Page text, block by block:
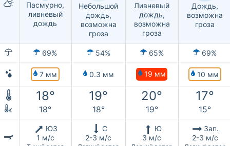
Пасмурно,
ливневый
дождь
Небольшой
дождь,
возможна
гроза
Ливневый
дождь,
возможна
гроза
Дождь,
возможна
гроза
69% 54% 65% 69%
7 мм 0.3 мм 19 мм 10 мм
18° 19° 20° 17°
к 18° 18° 19° 15°
ЮЗ
1 м/с
С
2-3 м/с
Ю
3 м/с
Зап.
2-3 м/с